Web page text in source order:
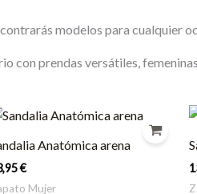
modelos para cualquier
con prendas versátiles,
Anatómica arena
€
Mujer